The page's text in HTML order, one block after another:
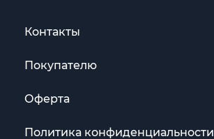
Контакты
Покупателю
Оферта
Политика конфиденциальности